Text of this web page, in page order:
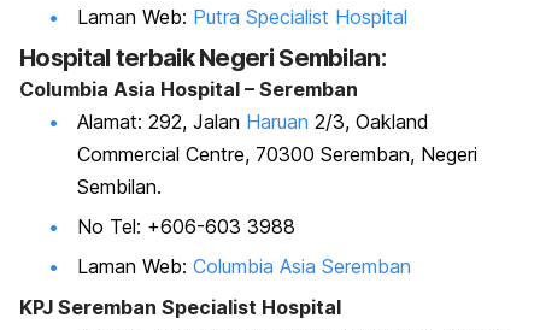
Laman Web: Putra Specialist Hospital
Hospital terbaikNegeri Sembilan:
Columbia Asia Hospital – Seremban
Alamat: 292, Jalan Haruan 2/3, Oakland
Commercial Centre, 70300 Seremban, Negeri
Sembilan.
No Tel: +606-603 3988
Laman Web: Columbia Asia Seremban
KPJ Seremban Specialist Hospital